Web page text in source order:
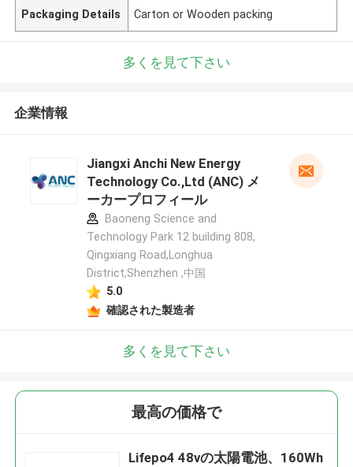
Packaging Details Carton or Wooden packing
多くを見て下さい
企業情報
Jiangxi Anchi New Energy
Technology Co.,Ltd (ANC) メ
ーカープロフィール
Baoneng Science and
Technology Park 12 building 808,
Qingxiang Road,Longhua
District,Shenzhen ,中国
5.0
確認された製造者
多くを見て下さい
最高の価格で
Lifepo4 48vの太陽電池、160Wh